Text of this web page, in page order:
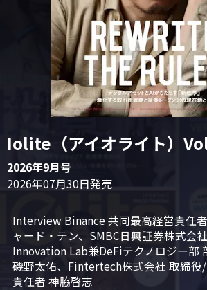
Iolite（アイオライト）
2026年9月号
2026年07月30日発売
Interview Binance 共同最高経営責任
ャード・テン、SMBC日興証券株式会
Innovation Lab兼DeFiテクノロジー部
磯野太佑、Fintertech株式会社 取締役
責任者 神脇啓志